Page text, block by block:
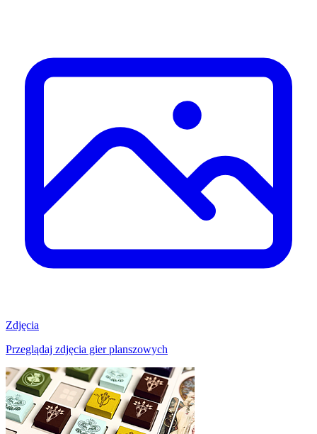
Zdjęcia
Przeglądaj zdjęcia gier planszowych